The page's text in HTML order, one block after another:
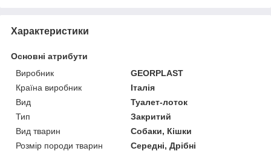
Характеристики
Основні атрибути
Виробник
GEORPLAST
Країна виробник
Італія
Вид
Туалет-лоток
Тип
Закритий
Вид тварин
Собаки, Кішки
Розмір породи тварин
Середні, Дрібні